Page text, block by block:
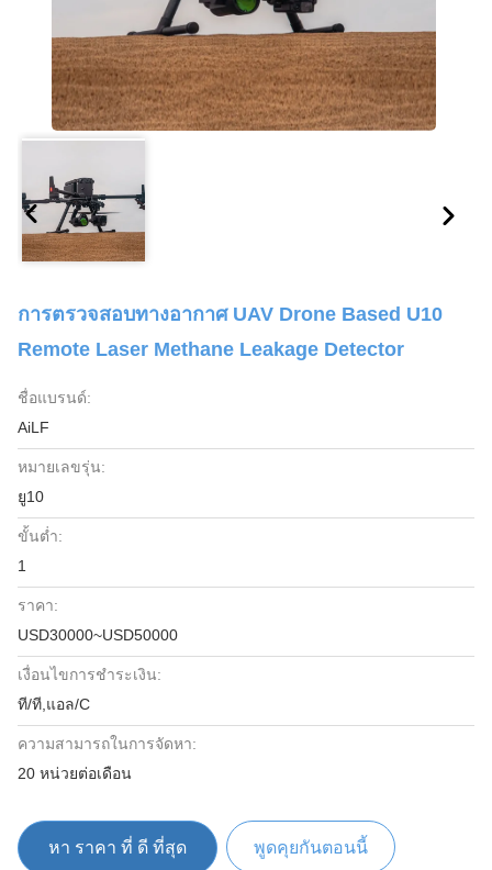
การตรวจสอบทางอากาศ UAV Drone Based U10
Remote Laser Methane Leakage Detector
ชื่อแบรนด์:
AiLF
หมายเลขรุ่น:
ยู10
ขั้นต่ำ:
1
ราคา:
USD30000~USD50000
เงื่อนไขการชำระเงิน:
ที/ที,แอล/C
ความสามารถในการจัดหา:
20 หน่วยต่อเดือน
หา ราคา ที่ ดี ที่สุด พูดคุยกันตอนนี้